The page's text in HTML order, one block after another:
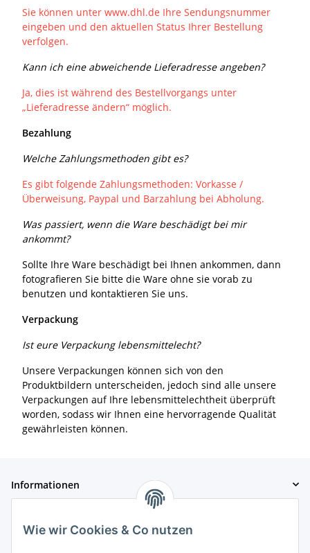
Wie wir Cookies & Co nutzen
Sie können unter www.dhl.de Ihre Sendungsnummer
eingeben und den aktuellen Status Ihrer Bestellung
verfolgen.
Kann ich eine abweichende Lieferadresse angeben?
Ja, dies ist während des Bestellvorgangs unter
„Lieferadresse ändern“ möglich.
Bezahlung
Welche Zahlungsmethoden gibt es?
Es gibt folgende Zahlungsmethoden: Vorkasse /
Überweisung, Paypal und Barzahlung bei Abholung.
Was passiert, wenn die Ware beschädigt bei mir
ankommt?
Sollte Ihre Ware beschädigt bei Ihnen ankommen, dann
fotografieren Sie bitte die Ware ohne sie vorab zu
benutzen und kontaktieren Sie uns.
Verpackung
Ist eure Verpackung lebensmittelecht?
Unsere Verpackungen können sich von den
Produktbildern unterscheiden, jedoch sind alle unsere
Verpackungen auf Ihre lebensmittelechtheit überprüft
worden, sodass wir Ihnen eine hervorragende Qualität
gewährleisten können.
Informationen
Gesetzliche Informationen